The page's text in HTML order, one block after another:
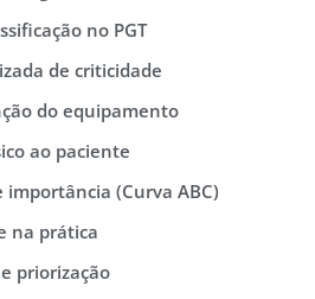
no PGT
de criticidade
do equipamento
ao paciente
(Curva ABC)
na prática
priorização